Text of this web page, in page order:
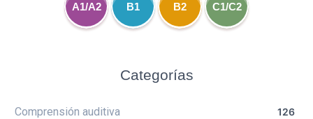
A1/A2 B1 B2 C1/C2
Categorías
Comprensión auditiva 126